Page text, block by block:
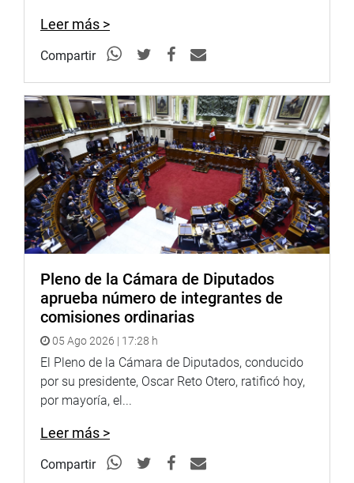
Leer más >
Compartir
Pleno de la Cámara de Diputados
aprueba número de integrantes de
comisiones ordinarias
05 Ago 2026 | 17:28 h
El Pleno de la Cámara de Diputados, conducido
por su presidente, Oscar Reto Otero, ratificó hoy,
por mayoría, el...
Leer más >
Compartir